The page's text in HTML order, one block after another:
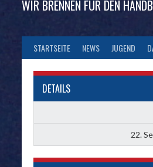
WIR BRENNEN FÜR DEN
STARTSEITE NEWS JUGEND
DETAILS
22.